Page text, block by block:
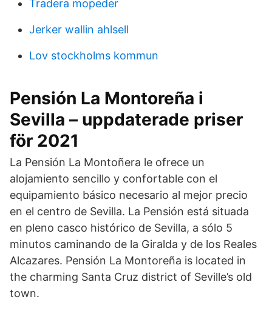
Tradera mopeder
Jerker wallin ahlsell
Lov stockholms kommun
Pensión La Montoreña i
Sevilla – uppdaterade priser
för 2021
La Pensión La Montoñera le ofrece un
alojamiento sencillo y confortable con el
equipamiento básico necesario al mejor precio
en el centro de Sevilla. La Pensión está situada
en pleno casco histórico de Sevilla, a sólo 5
minutos caminando de la Giralda y de los Reales
Alcazares. Pensión La Montoreña is located in
the charming Santa Cruz district of Seville’s old
town.